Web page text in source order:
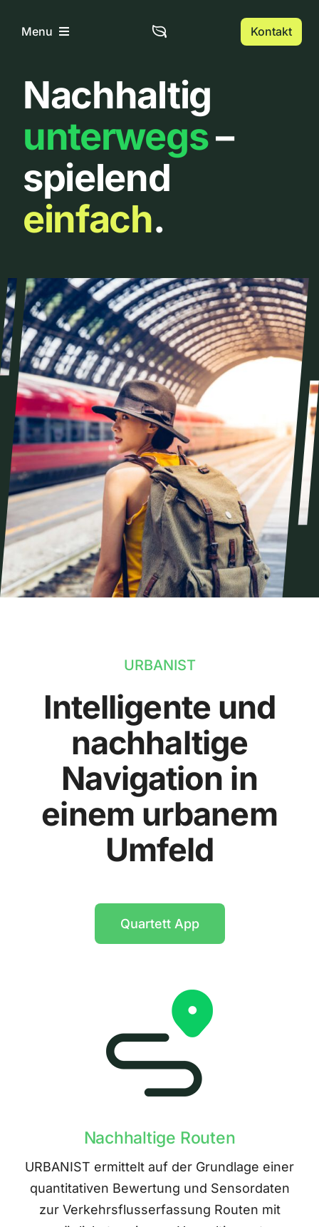
InhaltMenu
Home
Über uns
Urbanlist
Kontakt
Nachhaltig
unterwegs–
spielend
einfach.
URBANIST
Intelligente und
nachhaltige
Navigation in
einem urbanem
Umfeld
Quartett App
Nachhaltige Routen
URBANIST ermittelt auf der Grundlage einer
quantitativen Bewertung und Sensordaten
zur Verkehrsflusserfassung Routen mit